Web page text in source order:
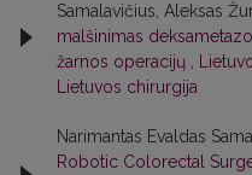
Samalavičius, Aleksas
malšinimas
žarnos operacijų
Lietuvos chirurgija
Narimantas Evaldas
Robotic Colorectal